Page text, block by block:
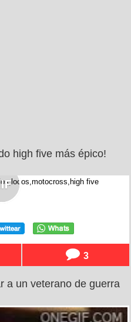
high five más épico!
3
a un veterano de guerra